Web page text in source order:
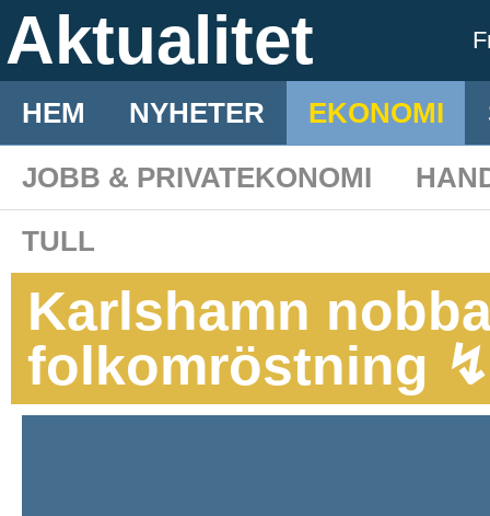
Aktualitet
HEM NYHETER EKONOMI
JOBB & PRIVATEKONOMI
TULL
Karlshamn
folkomröstning ↯